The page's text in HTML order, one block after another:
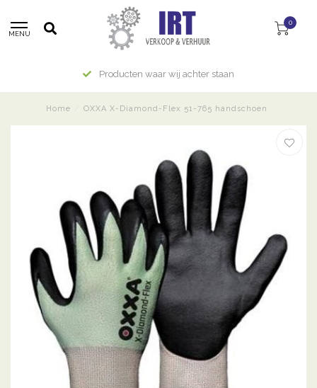
MENU
0
Producten waar wij achter staan
Home OXXA X-Diamond-Flex 51-765 handschoen